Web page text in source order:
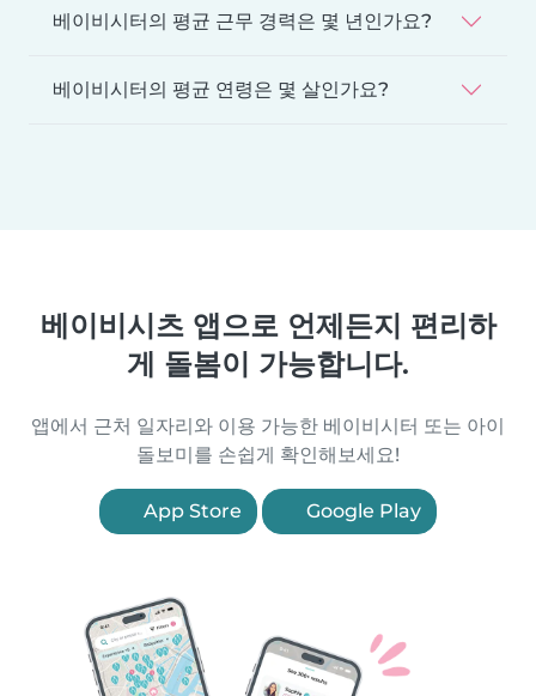
베이비시터의 평균 근무 경력은 몇 년인가요?
베이비시터의 평균 연령은 몇 살인가요?
베이비시츠 앱으로 언제든지 편리하
게 돌봄이 가능합니다.
앱에서 근처 일자리와 이용 가능한 베이비시터 또는 아이
돌보미를 손쉽게 확인해보세요!
App Store Google Play